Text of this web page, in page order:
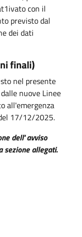
con il
previsto dal
dei dati
finali)
nel presente
nuove Linee
all'emergenza
17/12/2025.
dell' avviso
sezione allegati.